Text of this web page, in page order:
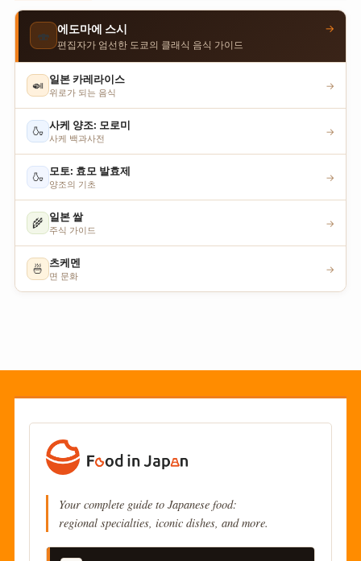
🍣 에도마에 스시
편집자가 엄선한 도쿄의 클래식 음식 가이드
→
🍛 일본 카레라이스
위로가 되는 음식
→
🍶 사케 양조: 모로미
사케 백과사전
→
🍶 모토: 효모 발효제
양조의 기초
→
🌾 일본 쌀
주식 가이드
→
🍜 츠케멘
면 문화
→
Your complete guide to Japanese food:
regional specialties, iconic dishes, and more.